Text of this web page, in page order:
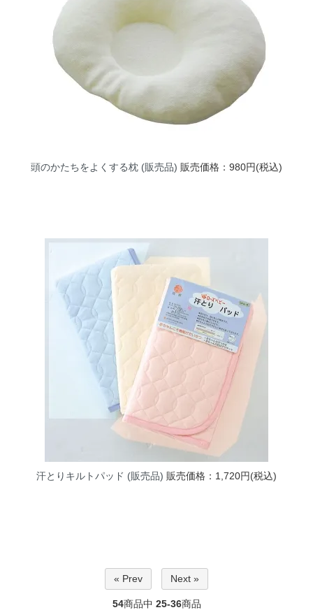
頭のかたちをよくする枕 (販売品) 販売価格：980円(税込)
汗とりキルトパッド (販売品) 販売価格：1,720円(税込)
« Prev Next »
54商品中 25-36商品